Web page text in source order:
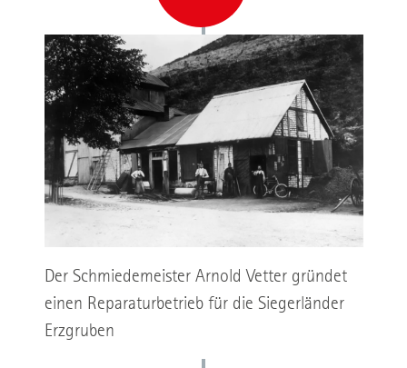
Der Schmiedemeister Arnold Vetter gründet
einen Reparaturbetrieb für die Siegerländer
Erzgruben